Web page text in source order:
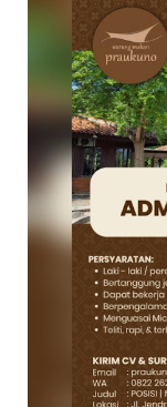
SURAT LAMARAN
RIWAYAT HIDUP